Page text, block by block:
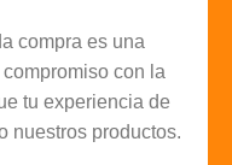
compra es una
con la
tu experiencia de
nuestros productos.